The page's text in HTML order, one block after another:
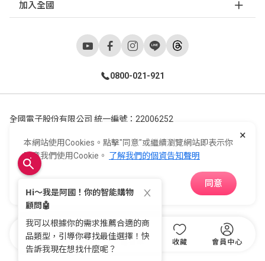
加入全國
0800-021-921
全國電子股份有限公司 統一編號：22006252
Copyright ©2026© E-Life Co., Ltd. All Rights Reserved.
首頁 分類 購物車 收藏 會員中心
×
本網站使用Cookies。點擊"同意"或繼續瀏覽網站即表示你
同意我們使用Cookie。 了解我們的個資告知聲明
同意